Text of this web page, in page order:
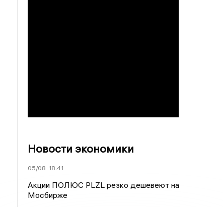
Новости экономики
05/08 18:41
Акции ПОЛЮС PLZL резко дешевеют на
Мосбирже